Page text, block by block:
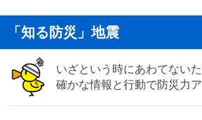
「知る防災」地震
いざという時にあわてない
確かな情報と行動で防災力